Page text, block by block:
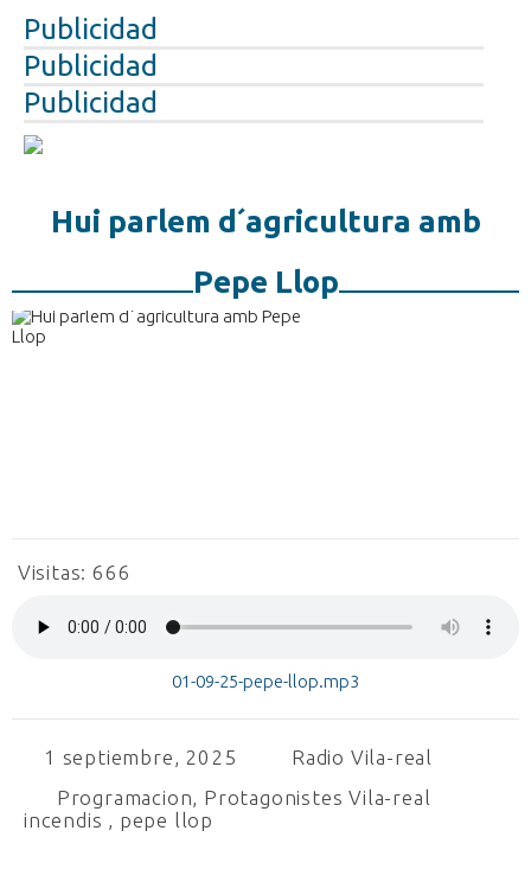
Publicidad
Publicidad
Publicidad
Hui parlem d´agricultura amb
Pepe Llop
Visitas: 666
01-09-25-pepe-llop.mp3
1 septiembre, 2025
Radio Vila-real
Programacion, Protagonistes Vila-real
incendis , pepe llop